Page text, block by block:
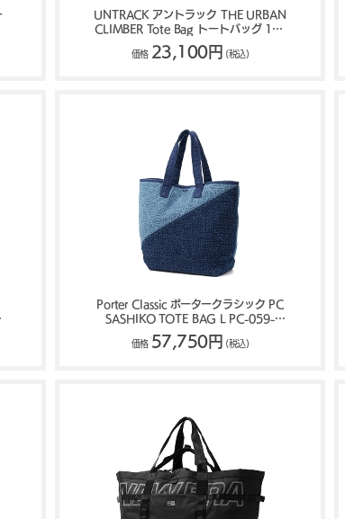
UNTRACK アントラック THE URBAN
CLIMBER Tote Bag トートバッグ 16L
60525
価格 23,100円 (税込)
Porter Classic ポータークラシック PC
SASHIKO TOTE BAG L PC-059-
4032
価格 57,750円 (税込)